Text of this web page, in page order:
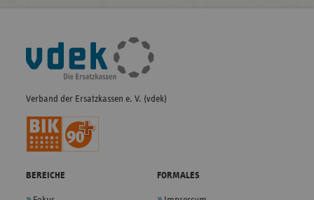
Fußleisten-
Navigation
Verband der Ersatzkassen e. V. (vdek)
BEREICHE FORMALES